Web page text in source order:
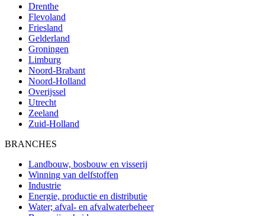
Drenthe
Flevoland
Friesland
Gelderland
Groningen
Limburg
Noord-Brabant
Noord-Holland
Overijssel
Utrecht
Zeeland
Zuid-Holland
BRANCHES
Landbouw, bosbouw en visserij
Winning van delfstoffen
Industrie
Energie, productie en distributie
Water; afval- en afvalwaterbeheer